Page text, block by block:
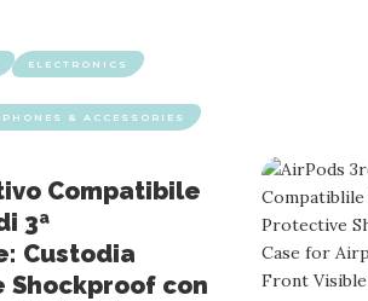
AMAZON ELECTRONICS
Evolve 10: Microfono
ELECTRONICS
& ACCESSORIES
Compatibile
3ª
Custodia
Shockproof con